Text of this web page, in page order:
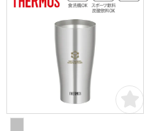
す。